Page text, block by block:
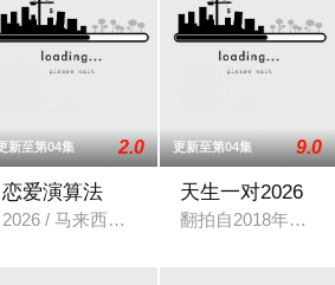
尔,卡薇萨拉·辛普洛
新至第04集 2.0
恋爱演算法
2026 / 马来西亚 / 杨振宁,吴清年,美好,林
更新至第04集 9.0
天生一对2026
翻拍自2018年泰剧